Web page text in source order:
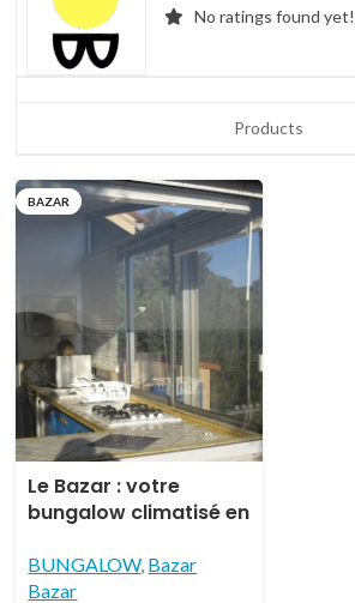
No ratings found yet!
Products
BAZAR
Le Bazar : votre
bungalow climatisé en
ou 4 pers
BUNGALOW, Bazar
Bazar